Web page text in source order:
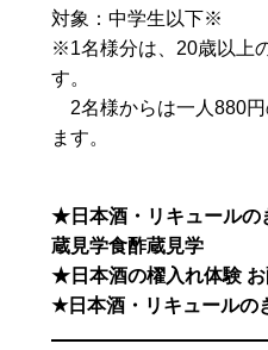
対象：中学生以下※
※1名様分は、20歳以上
す。
2名様からは一人880円
ます。
★日本酒・リキュールの
蔵見学食酢蔵見学
★日本酒の櫂入れ体験 お
★日本酒・リキュールの